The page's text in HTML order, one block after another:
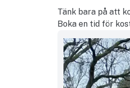
Tänk bara på att
Boka en tid för